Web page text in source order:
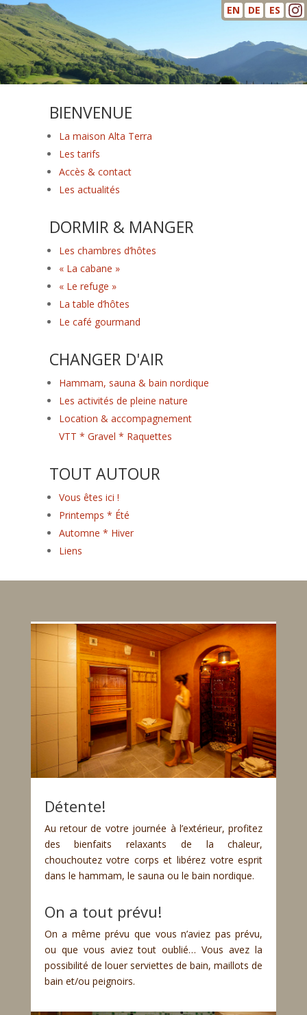
EN DE ES
BIENVENUE
La maison Alta Terra
Les tarifs
Accès & contact
Les actualités
DORMIR & MANGER
Les chambres d’hôtes
« La cabane »
« Le refuge »
La table d’hôtes
Le café gourmand
CHANGER D'AIR
Hammam, sauna & bain nordique
Les activités de pleine nature
Location & accompagnement
VTT * Gravel * Raquettes
TOUT AUTOUR
Vous êtes ici !
Printemps * Été
Automne * Hiver
Liens
Détente!
Au retour de votre journée à l’extérieur, profitez
des bienfaits relaxants de la chaleur,
chouchoutez votre corps et libérez votre esprit
dans le hammam, le sauna ou le bain nordique.
On a tout prévu!
On a même prévu que vous n’aviez pas prévu,
ou que vous aviez tout oublié… Vous avez la
possibilité de louer serviettes de bain, maillots de
bain et/ou peignoirs.